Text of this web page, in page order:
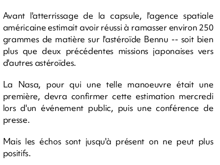
Avant l'atterrissage de la capsule, l'agence spatiale
américaine estimait avoir réussi à ramasser environ 250
grammes de matière sur l'astéroïde Bennu -- soit bien
plus que deux précédentes missions japonaises vers
d'autres astéroïdes.
La Nasa, pour qui une telle manoeuvre était une
première, devra confirmer cette estimation mercredi
lors d'un événement public, puis une conférence de
presse.
Mais les échos sont jusqu'à présent on ne peut plus
positifs.